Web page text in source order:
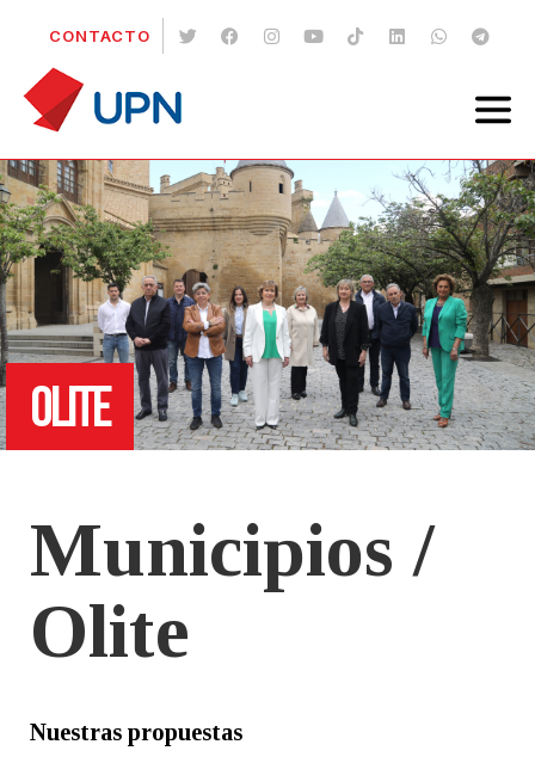
CONTACTO
OLITE
Municipios /
Olite
Nuestras propuestas